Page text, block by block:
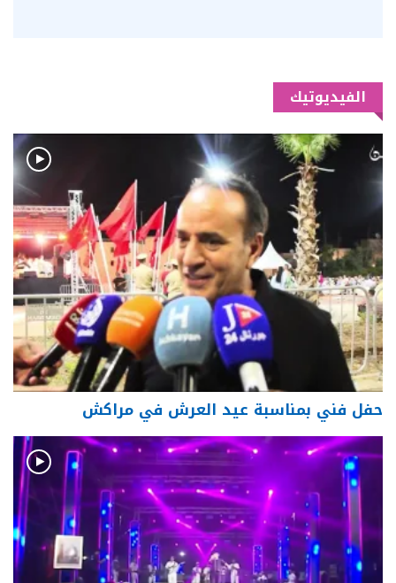
الفيديوتيك
حفل فني بمناسبة عيد العرش في مراكش